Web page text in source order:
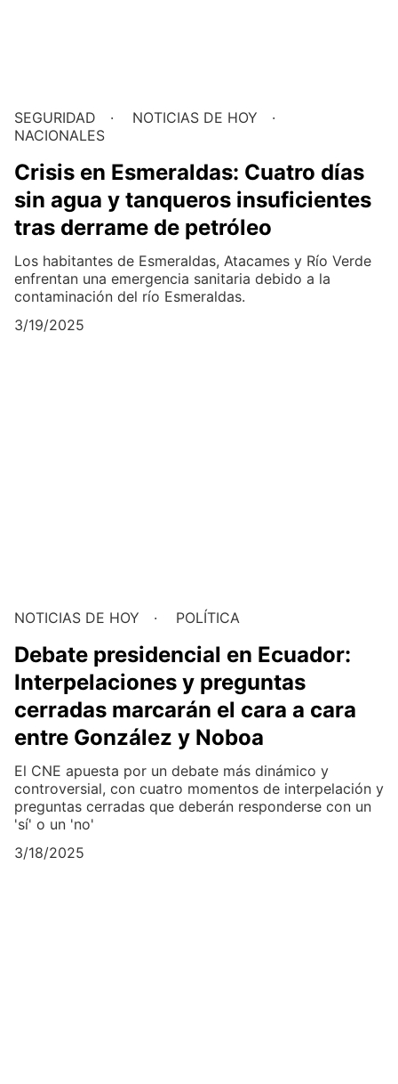
SEGURIDAD
NOTICIAS DE HOY
NACIONALES
Crisis en Esmeraldas: Cuatro días
sin agua y tanqueros insuficientes
tras derrame de petróleo
Los habitantes de Esmeraldas, Atacames y Río Verde
enfrentan una emergencia sanitaria debido a la
contaminación del río Esmeraldas.
3/19/2025
NOTICIAS DE HOY POLÍTICA
Debate presidencial en Ecuador:
Interpelaciones y preguntas
cerradas marcarán el cara a cara
entre González y Noboa
El CNE apuesta por un debate más dinámico y
controversial, con cuatro momentos de interpelación y
preguntas cerradas que deberán responderse con un
'sí' o un 'no'
3/18/2025